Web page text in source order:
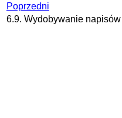
Poprzedni
6.9. Wydobywanie